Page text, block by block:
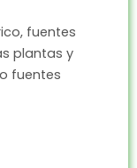
fuentes
plantas y
fuentes